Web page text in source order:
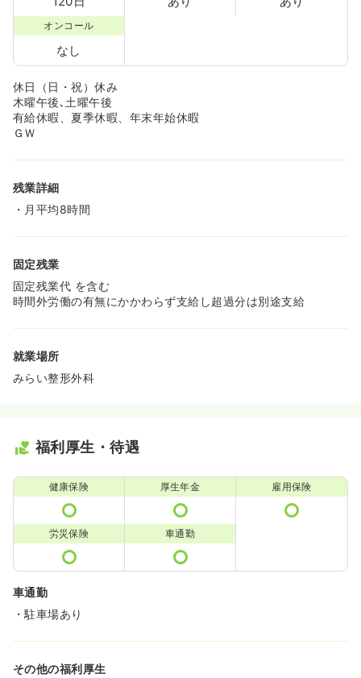
オンコール
なし
休日（日・祝）休み
木曜午後､土曜午後
有給休暇、夏季休暇、年末年始休暇
ＧＷ
残業詳細
・月平均8時間
固定残業
固定残業代 を含む
時間外労働の有無にかかわらず支給し超過分は別途支給
就業場所
みらい整形外科
福利厚生・待遇
健康保険 厚生年金 雇用保険
労災保険 車通勤
車通勤
・駐車場あり
その他の福利厚生